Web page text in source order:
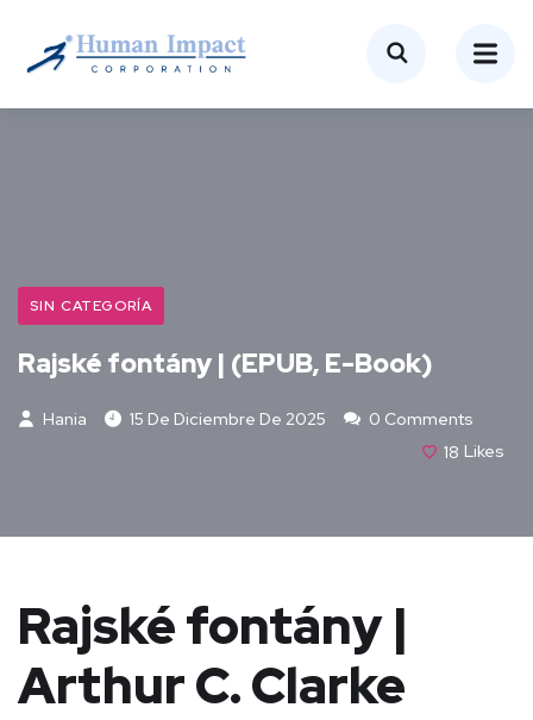
SIN CATEGORÍA
Rajské fontány | (EPUB, E-Book)
Hania 15 De Diciembre De 2025
0 Comments
18 Likes
Rajské fontány |
Arthur C. Clarke